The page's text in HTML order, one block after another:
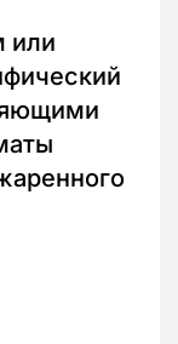
или